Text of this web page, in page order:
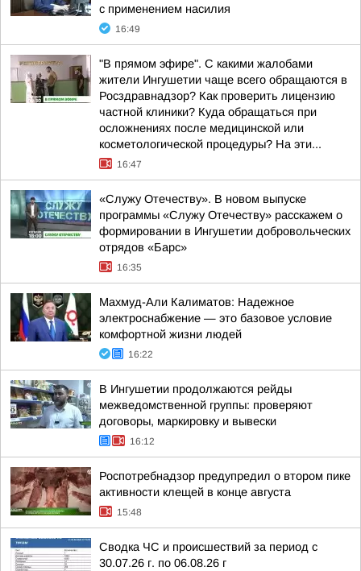
с применением насилия
16:49
"В прямом эфире". С какими жалобами
жители Ингушетии чаще всего обращаются в
Росздравнадзор? Как проверить лицензию
частной клиники? Куда обращаться при
осложнениях после медицинской или
косметологической процедуры? На эти...
16:47
«Служу Отечеству». В новом выпуске
программы «Служу Отечеству» расскажем о
формировании в Ингушетии добровольческих
отрядов «Барс»
16:35
Махмуд-Али Калиматов: Надежное
электроснабжение — это базовое условие
комфортной жизни людей
16:22
В Ингушетии продолжаются рейды
межведомственной группы: проверяют
договоры, маркировку и вывески
16:12
Роспотребнадзор предупредил о втором пике
активности клещей в конце августа
15:48
Сводка ЧС и происшествий за период с
30.07.26 г. по 06.08.26 г